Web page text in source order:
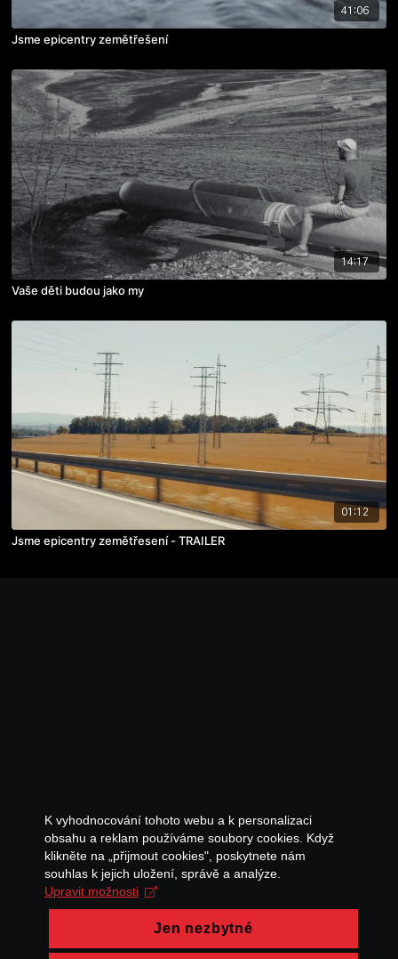
41:06
Jsme epicentry zemětřešení
14:17
Vaše děti budou jako my
01:12
Jsme epicentry zemětřesení - TRAILER
K vyhodnocování tohoto webu a k personalizaci
obsahu a reklam používáme soubory cookies. Když
klikněte na „přijmout cookies", poskytnete nám
souhlas k jejich uložení, správě a analýze.
Upravit možnosti
Jen nezbytné